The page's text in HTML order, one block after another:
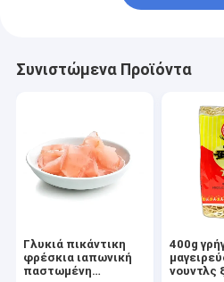
Συνιστώμενα Προϊόντα
Γλυκιά πικάντικη
φρέσκια ιαπωνική
παστωμένη
400g
νουντλς